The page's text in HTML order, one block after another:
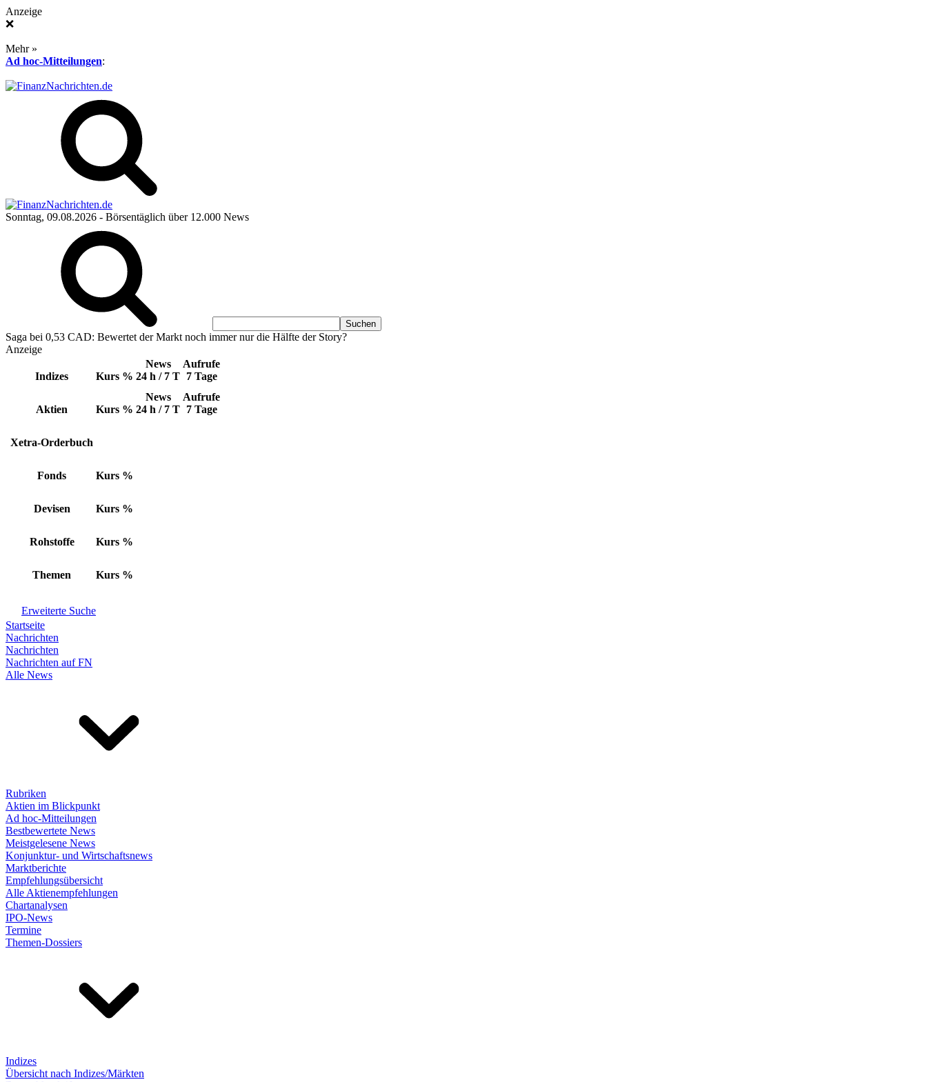
Anzeige
❌
Mehr »
Ad hoc-Mitteilungen:
Sonntag, 09.08.2026 - Börsentäglich über 12.000 News
Saga bei 0,53 CAD: Bewertet der Markt noch immer nur die Hälfte der Story?
Anzeige
Indizes Kurs %
News
24 h / 7 T
Aufrufe
7 Tage
Aktien Kurs %
News
24 h / 7 T
Aufrufe
7 Tage
Xetra-Orderbuch
Fonds Kurs %
Devisen Kurs %
Rohstoffe Kurs %
Themen Kurs %
Erweiterte Suche
Startseite
Nachrichten
Nachrichten
Nachrichten auf FN
Alle News
Rubriken
Aktien im Blickpunkt
Ad hoc-Mitteilungen
Bestbewertete News
Meistgelesene News
Konjunktur- und Wirtschaftsnews
Marktberichte
Empfehlungsübersicht
Alle Aktienempfehlungen
Chartanalysen
IPO-News
Termine
Themen-Dossiers
Indizes
Übersicht nach Indizes/Märkten